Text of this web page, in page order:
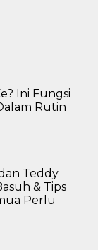
Ini Fungsi
Rutin
Teddy
& Tips
Perlu